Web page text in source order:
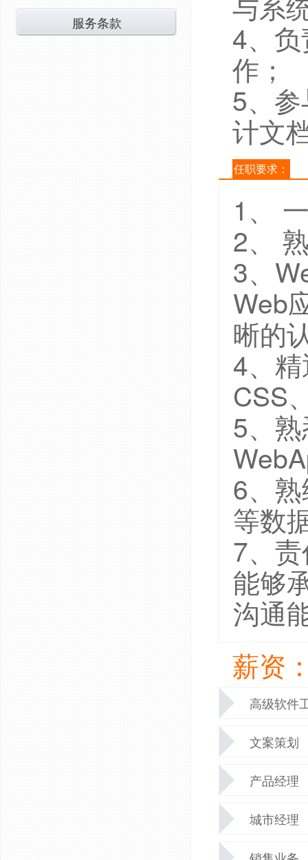
4、
作；
5、
计文
任职要求：
1、
2、
3、
Web
晰的
4、
CSS
5、
6、
等数
7、
能够
沟通
薪资
高级软件
文案策划
产品经理
城市经理
服务条款